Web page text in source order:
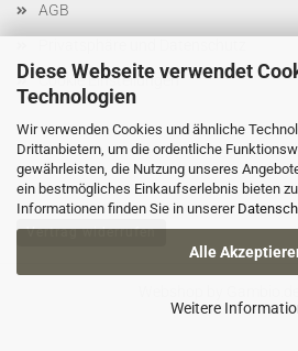
Diese Webseite verwendet
Technologien
Wir verwenden Cookies und ähnliche
Drittanbietern, um die ordentliche
gewährleisten, die Nutzung unseres
ein bestmögliches Einkaufserlebnis bieten
Informationen finden Sie in unserer
Alle
Weitere
AGB
Cookie Einstellungen
Vertrag widerrufen